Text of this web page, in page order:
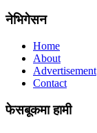
नेभिगेसन
Home
About
Advertisement
Contact
फेसबूकमा हामी